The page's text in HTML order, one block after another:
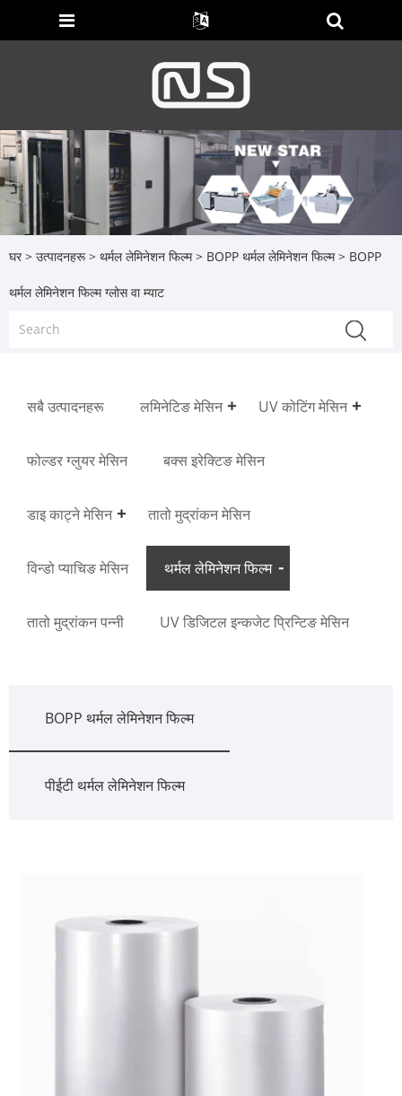
घर > उत्पादनहरू> थर्मल लेमिनेशन फिल्म> BOPP थर्मल लेमिनेशन फिल्म> BOPP
थर्मल लेमिनेशन फिल्म ग्लोस वा म्याट
सबै उत्पादनहरू लमिनेटिङ मेसिन UV कोटिंग मेसिन
फोल्डर ग्लुयर मेसिन बक्स इरेक्टिङ मेसिन
डाइ काट्ने मेसिन तातो मुद्रांकन मेसिन
विन्डो प्याचिङ मेसिन थर्मल लेमिनेशन फिल्म
तातो मुद्रांकन पन्नी UV डिजिटल इन्कजेट प्रिन्टिङ मेसिन
BOPP थर्मल लेमिनेशन फिल्म
पीईटी थर्मल लेमिनेशन फिल्म